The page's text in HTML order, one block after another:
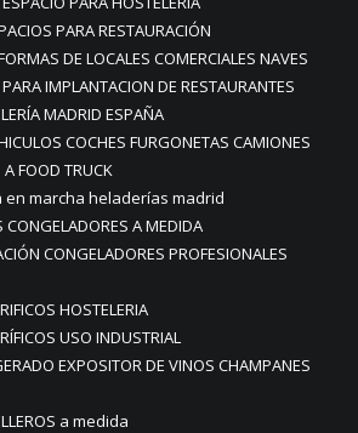
PARA RESTAURACIÓN
DE LOCALES COMERCIALES NAVES
IMPLANTACION DE RESTAURANTES
MADRID ESPAÑA
COCHES FURGONETAS CAMIONES
FOOD TRUCK
marcha heladerías madrid
CONGELADORES A MEDIDA
CONGELADORES PROFESIONALES
HOSTELERIA
USO INDUSTRIAL
EXPOSITOR DE VINOS CHAMPANES
a medida